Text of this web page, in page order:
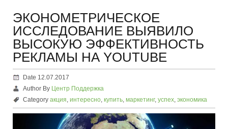
ЭКОНОМЕТРИЧЕСКОЕ
ИССЛЕДОВАНИЕ ВЫЯВИЛО
ВЫСОКУЮ ЭФФЕКТИВНОСТЬ
РЕКЛАМЫ НА YOUTUBE
Date 12.07.2017
Author By Центр Поддержка
Category акция, интересно, купить, маркетинг, успех, экономика